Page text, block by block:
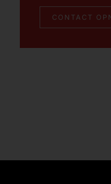
CONTACT